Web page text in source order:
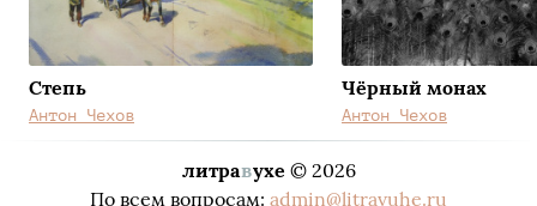
Степь
Антон Чехов
Чёрный монах
Антон Чехов
литравухе © 2026
По всем вопросам: admin@litravuhe.ru